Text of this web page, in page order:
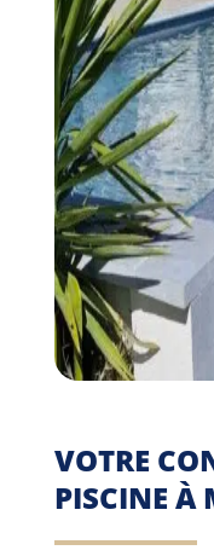
VOTRE
PISCINE À